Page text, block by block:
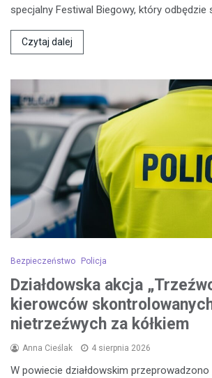
specjalny Festiwal Biegowy, który odbędzie
Czytaj dalej
Bezpieczeństwo Policja
Działdowska akcja
kierowców
nietrzeźwych za kółkiem
Anna Cieślak 4 sierpnia 2026
W powiecie działdowskim